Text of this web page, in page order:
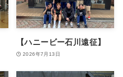
【ハニービー石川遠征】
2026年7月13日